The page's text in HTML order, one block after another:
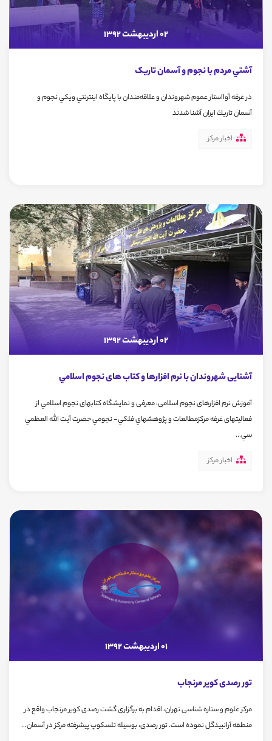
02 اردیبهشت 1392
آشتي مردم با نجوم و آسمان تاریک
در غرفه آوااستار عموم شهروندان و علاقه‌مندان با پايگاه اينترنتي ويكي نجوم و
آسمان تاريك ايران آشنا شدند
اخبار مرکز
02 اردیبهشت 1392
آشنایی شهروندان با نرم افزارها و کتاب های نجوم اسلامي
آموزش نرم افزارهای نجوم اسلامی، معرفی و نمایشگاه کتابهای نجوم اسلامي از
فعالیتهای غرفه مركزمطالعات و پ‍ژوهشهاي فلكي- نجومي حضرت آيت الله العظمي
سي...
اخبار مرکز
01 اردیبهشت 1392
تور رصدی کویر مرنجاب
مرکز علوم و ستاره شناسی تهران، اقدام به برگزاری گشت رصدی کویر مرنجاب واقع در
منطقه آرانبیدگل نموده است. تور رصدی، بوسیله تلسكوپ پيشرفته مركز در آسمان...